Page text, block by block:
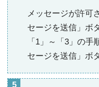
メッセージが許可
セージを送信」ボ
「1」～「3」の
セージを送信」ボ